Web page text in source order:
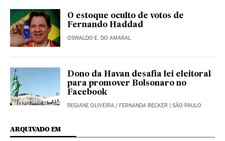
O estoque oculto de votos de
Fernando Haddad
OSWALDO E. DO AMARAL
Dono da Havan desafia lei eleitoral
para promover Bolsonaro no
Facebook
REGIANE OLIVEIRA / FERNANDA BECKER | SÃO PAULO
ARQUIVADO EM